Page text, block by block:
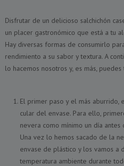
Disfrutar de un delicioso salchichón
un placer gastronómico que está a tu
Hay diversas formas de consumirlo
rendimiento a su sabor y textura. A
lo hacemos nosotros y, es más,
El primer paso y el más aburrido,
cular del envase. Para ello,
nevera como mínimo un día
Una vez lo hemos sacado de la
envase de plástico y los vamos a
temperatura ambiente durante